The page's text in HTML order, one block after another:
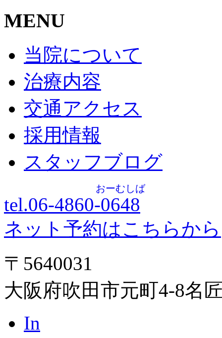
MENU
当院について
治療内容
交通アクセス
採用情報
スタッフブログ
tel.06-4860-0648
おーむしば
ネット予約はこちらから
〒5640031
大阪府吹田市元町4-8名
In